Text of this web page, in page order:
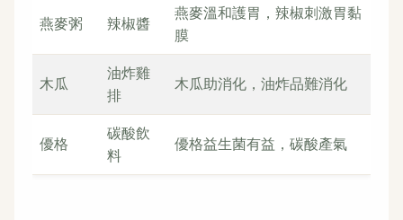
燕麥粥 辣椒醬
燕麥溫和護胃，辣椒刺激胃黏
膜
木瓜
油炸雞
排
木瓜助消化，油炸品難消化
優格
碳酸飲
料
優格益生菌有益，碳酸產氣